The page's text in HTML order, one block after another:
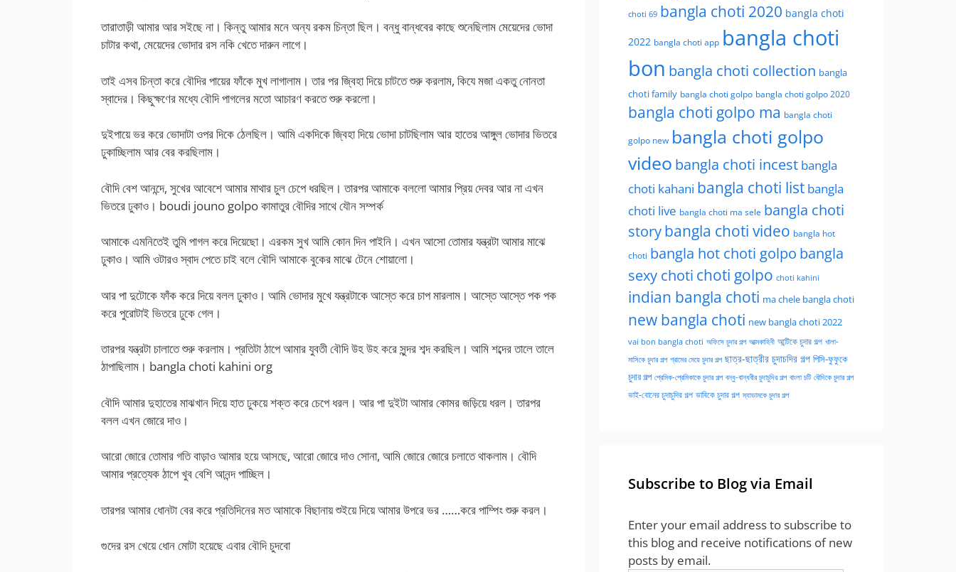
তারাতাড়ী আমার আর সইছে না। কিন্তু আমার মনে অন্য রকম চিন্তা ছিল। বন্ধু বান্ধবের কাছে শুনেছিলাম মেয়েদের ভোদা
চাটার কথা, মেয়েদের ভোদার রস নকি খেতে দারুন লাগে।
তাই এসব চিন্তা করে বৌদির পায়ের ফাঁকে মুখ লাগালাম। তার পর জ্বিহা দিয়ে চাটতে শুরু করলাম, কিযে মজা একতু নোনতা
স্বাদের। কিছুক্ষণের মধ্যে বৌদি পাগলের মতো আচারণ করতে শুরু করলো।
দুইপায়ে ভর করে ভোদাটা ওপর দিকে ঠেলছিল। আমি একদিকে জ্বিহা দিয়ে ভোদা চাটছিলাম আর হাতের আঙ্গুল ভোদার ভিতরে
ঢুকাচ্ছিলাম আর বের করছিলাম।
বৌদি বেশ আনন্দে, সুখের আবেশে আমার মাথার চুল চেপে ধরছিল। তারপর আমাকে বললো আমার প্রিয় দেবর আর না এখন
ভিতরে ঢুকাও। boudi jouno golpo কামাতুর বৌদির সাথে যৌন সম্পর্ক
আমাকে এমনিতেই তুমি পাগল করে দিয়েছো। এরকম সুখ আমি কোন দিন পাইনি। এখন আসো তোমার যন্ত্রটা আমার মাঝে
ঢুকাও। আমি ওটারও স্বাদ পেতে চাই বলে বৌদি আমাকে বুকের মাঝে টেনে শোয়ালো।
আর পা দুটোকে ফাঁক করে দিয়ে বলল ঢুকাও। আমি ভোদার মুখে যন্ত্রটাকে আস্তে করে চাপ মারলাম। আস্তে আস্তে পক পক
করে পুরোটাই ভিতরে ঢুকে গেল।
তারপর যন্ত্রটা চালাতে শুরু করলাম। প্রতিটা ঠাপে আমার যুবতী বৌদি উহ উহ করে সুন্দর শব্দ করছিল। আমি শব্দের তালে তালে
ঠাপাছিলাম। bangla choti kahini org
বৌদি আমার দুহাতের মাঝখান দিয়ে হাত ঢুকয়ে শক্ত করে চেপে ধরল। আর পা দুইটা আমার কোমর জড়িয়ে ধরল। তারপর
বলল এখন জোরে দাও।
আরো জোরে তোমার গতি বাড়াও আমার হয়ে আসছে, আরো জোরে দাও সোনা, আমি জোরে জোরে চলাতে থাকলাম। বৌদি
আমার প্রত্যেক ঠাপে খুব বেশি আনন্দ পাচ্ছিল।
তারপর আমার ধোনটা বের করে প্রতিদিনের মত আমাকে বিছানায় শুইয়ে দিয়ে আমার উপরে ভর ……করে পাম্পিং শুরু করল।
গুদের রস খেয়ে ধোন মোটা হয়েছে এবার বৌদি চুদবো
choti 69 bangla choti 2020 bangla choti
2022 bangla choti app bangla choti
bon bangla choti collection bangla
choti family bangla choti golpo bangla choti golpo 2020
bangla choti golpo ma bangla choti
golpo new bangla choti golpo
video bangla choti incest bangla
choti kahani bangla choti list bangla
choti live bangla choti ma sele bangla choti
storybangla choti video bangla hot
choti bangla hot choti golpo bangla
sexy choti choti golpo choti kahini
indian bangla choti ma chele bangla choti
new bangla choti new bangla choti 2022
vai bon bangla choti অফিসে চুদার গল্প আত্মকাহিনী আন্টিকে চুদার গল্প খালা-
মাসিকে চুদার গল্প গ্রামের মেয়ে চুদার গল্প ছাত্র-ছাত্রীর চুদাচদির গল্প পিসি-ফুফুকে
চুদার গল্প প্রেমিক-প্রেমিকাকে চুদার গল্প বন্ধু-বান্ধবীর চুদাচুদির গল্প বাংলা চটি বৌদিকে চুদার গল্প
ভাই-বোনের চুদাচুদির গল্প ভাবিকে চুদার গল্প ম্যাডামকে চুদার গল্প
Subscribe to Blog via Email
Enter your email address to subscribe to
this blog and receive notifications of new
posts by email.